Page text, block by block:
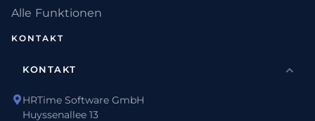
Alle Funktionen
KONTAKT
KONTAKT
HRTime Software GmbH
Huyssenallee 13